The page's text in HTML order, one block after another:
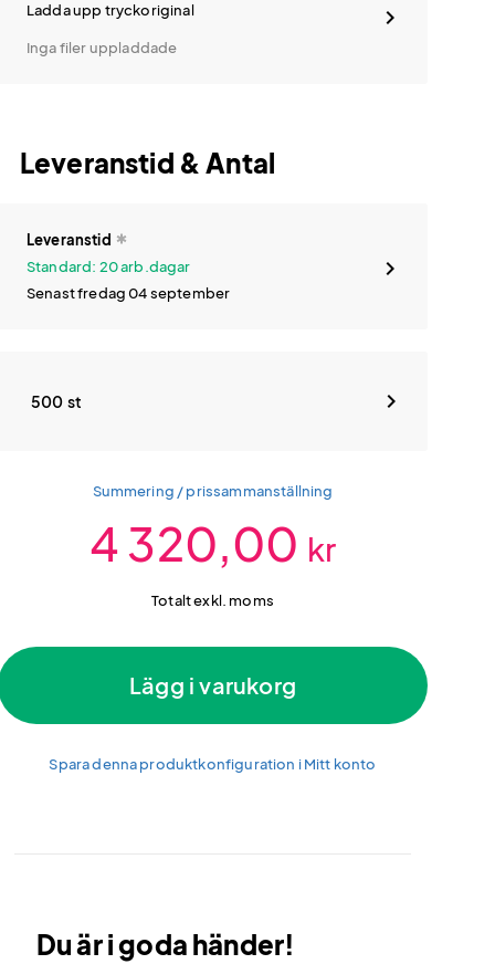
Ladda upp tryckoriginal
Inga filer uppladdade
Leveranstid & Antal
Leveranstid
Standard: 20 arb.dagar
Senast fredag 04 september
500 st
Summering / prissammanställning
4 320,00 kr
Totalt exkl. moms
Lägg i varukorg
Spara denna produktkonfiguration i Mitt konto
Du är i goda händer!